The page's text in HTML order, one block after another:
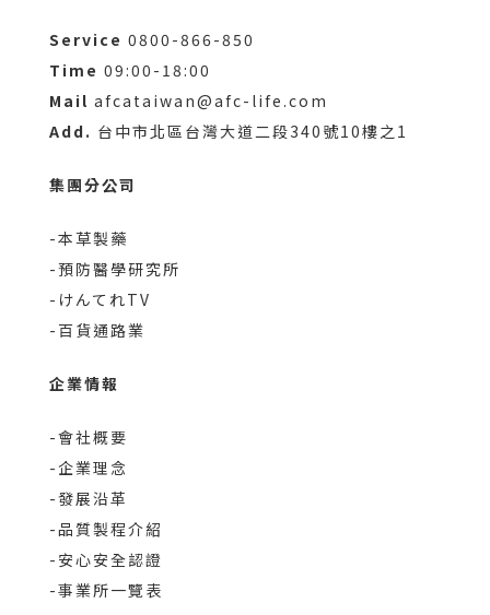
Service 0800-866-850
Time 09:00-18:00
Mail afcataiwan@afc-life.com
Add. 台中市北區台灣大道二段340號10樓之1
集團分公司
-本草製藥
-預防醫學研究所
-けんてれTV
-百貨通路業
企業情報
-會社概要
-企業理念
-發展沿革
-品質製程介紹
-安心安全認證
-事業所一覽表